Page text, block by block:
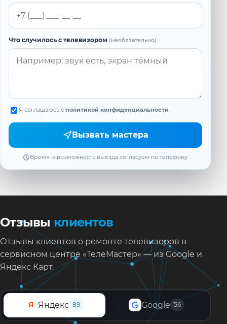
Что случилось с телевизором (необязательно)
Я соглашаюсь с политикой конфиденциальности
Вызвать мастера
Время и возможность выезда согласуем по телефону.
Отзывы клиентов
Отзывы клиентов о ремонте телевизоров в
сервисном центре «ТелеМастер» — из Google и
Яндекс Карт.
Я Яндекс 89 Google 56